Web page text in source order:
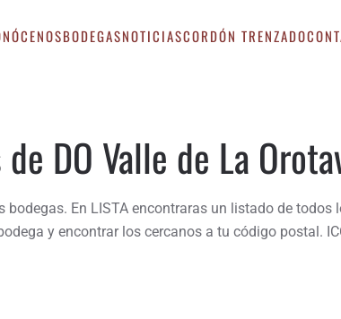
BODEGASNOTICIASCORDÓN TRENZADO
DO Valle de La
En LISTA encontraras un listado de
y encontrar los cercanos a tu código postal.